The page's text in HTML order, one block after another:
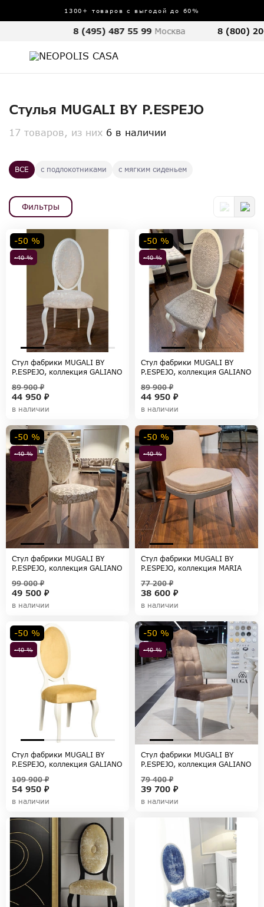
1300+ товаров с выгодой до 60%
8 (495) 487 55 99 Москва 8 (800)
Стулья MUGALI BY P.ESPEJO
17 товаров, из них 6 в наличии
ВСЕ с подлокотниками с мягким сиденьем
Фильтры
-40 %
-50 %
Стул фабрики MUGALI BY
P.ESPEJO, коллекция GALIANO
44 950 ₽
89 900 ₽
в наличии
-40 %
-50 %
Стул фабрики MUGALI BY
P.ESPEJO, коллекция GALIANO
44 950 ₽
89 900 ₽
в наличии
-40 %
-50 %
Стул фабрики MUGALI BY
P.ESPEJO, коллекция GALIANO
49 500 ₽
99 000 ₽
в наличии
-40 %
-50 %
Стул фабрики MUGALI BY
P.ESPEJO, коллекция MARIA
38 600 ₽
77 200 ₽
в наличии
-40 %
-50 %
Стул фабрики MUGALI BY
P.ESPEJO, коллекция GALIANO
54 950 ₽
109 900 ₽
в наличии
-40 %
-50 %
Стул фабрики MUGALI BY
P.ESPEJO, коллекция GALIANO
39 700 ₽
79 400 ₽
в наличии